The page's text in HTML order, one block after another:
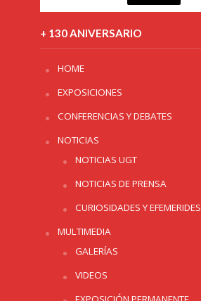
+ 130 ANIVERSARIO
HOME
EXPOSICIONES
CONFERENCIAS Y DEBATES
NOTICIAS
NOTICIAS UGT
NOTICIAS DE PRENSA
CURIOSIDADES Y EFEMERIDES
MULTIMEDIA
GALERÍAS
VIDEOS